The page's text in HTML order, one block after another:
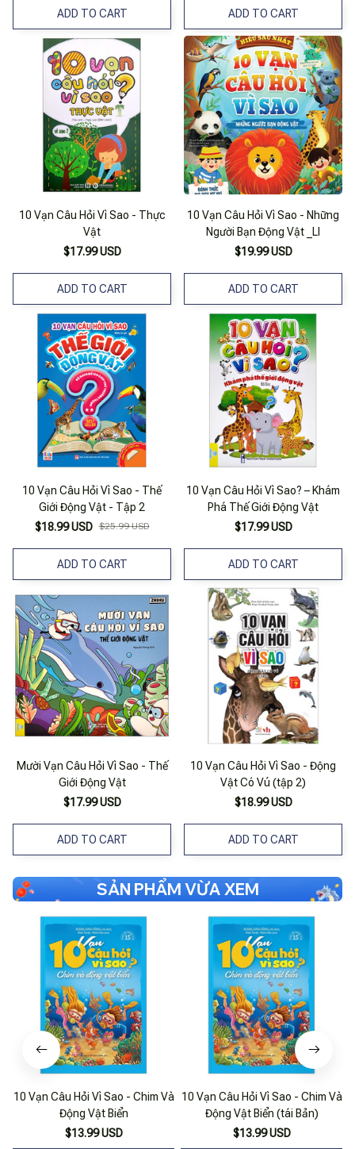
ADD TO CART ADD TO CART
10 Vạn Câu Hỏi Vì Sao - Thực
Vật
$17.99 USD
ADD TO CART
10 Vạn Câu Hỏi Vì Sao - Những
Người Bạn Động Vật _Ll
$19.99 USD
ADD TO CART
10 Vạn Câu Hỏi Vì Sao - Thế
Giới Động Vật - Tập 2
$18.99 USD $25.99 USD
ADD TO CART
10 Vạn Câu Hỏi Vì Sao? – Khám
Phá Thế Giới Động Vật
$17.99 USD
ADD TO CART
Mười Vạn Câu Hỏi Vì Sao - Thế
Giới Động Vật
$17.99 USD
ADD TO CART
10 Vạn Câu Hỏi Vì Sao - Động
Vật Có Vú (tập 2)
$18.99 USD
ADD TO CART
SẢN PHẨM VỪA XEM
10 Vạn Câu Hỏi Vì Sao - Chim Và
Động Vật Biển
$13.99 USD
10 Vạn Câu Hỏi Vì Sao - Chim Và
Động Vật Biển (tái Bản)
$13.99 USD